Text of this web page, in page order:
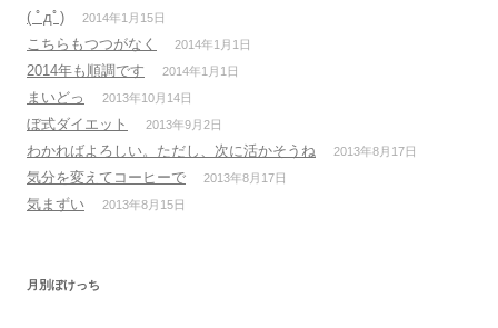
( ﾟдﾟ) 2014年1月15日
こちらもつつがなく 2014年1月1日
2014年も順調です 2014年1月1日
まいどっ 2013年10月14日
ぼ式ダイエット 2013年9月2日
わかればよろしい。ただし、次に活かそうね 2013年8月17日
気分を変えてコーヒーで 2013年8月17日
気まずい 2013年8月15日
月別ぼけっち